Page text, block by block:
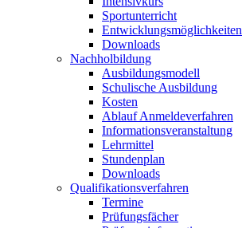
Sportunterricht
Entwicklungsmöglichkeiten
Downloads
Nachholbildung
Ausbildungsmodell
Schulische Ausbildung
Kosten
Ablauf Anmeldeverfahren
Informationsveranstaltung
Lehrmittel
Stundenplan
Downloads
Qualifikationsverfahren
Termine
Prüfungsfächer